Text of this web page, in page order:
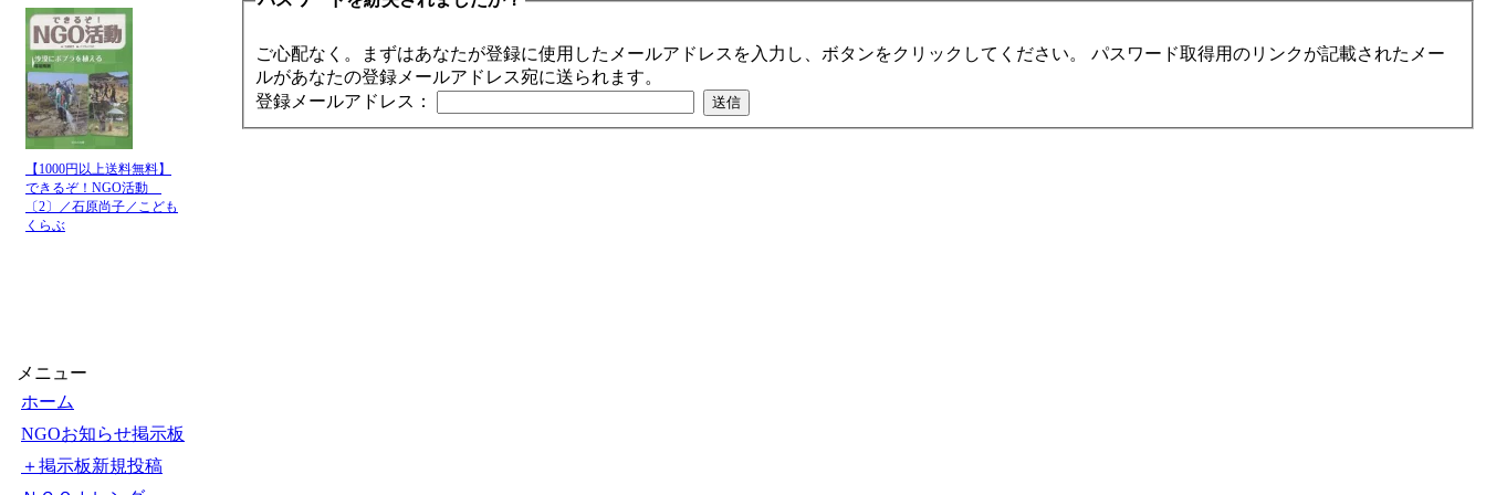
【1000円以上送料無料】
できるぞ！NGO活動
〔2〕／石原尚子／こども
くらぶ
メニュー
ホーム
NGOお知らせ掲示板
＋掲示板新規投稿
ご心配なく。まずはあなたが登録に使用したメールアドレスを入力し、ボタンをクリックしてください。 パスワード取得用のリンクが記載されたメー
ルがあなたの登録メールアドレス宛に送られます。
登録メールアドレス：